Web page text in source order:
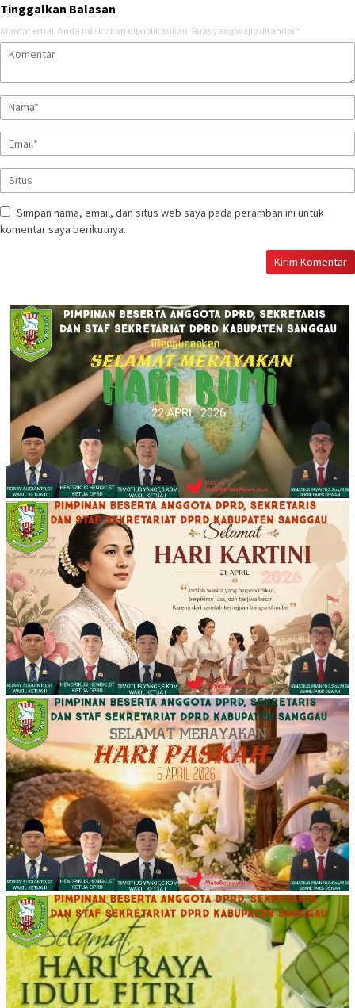
Tinggalkan Balasan
Alamat email Anda tidak akan dipublikasikan. Ruas yang wajib ditandai *
Simpan nama, email, dan situs web saya pada peramban ini untuk
komentar saya berikutnya.